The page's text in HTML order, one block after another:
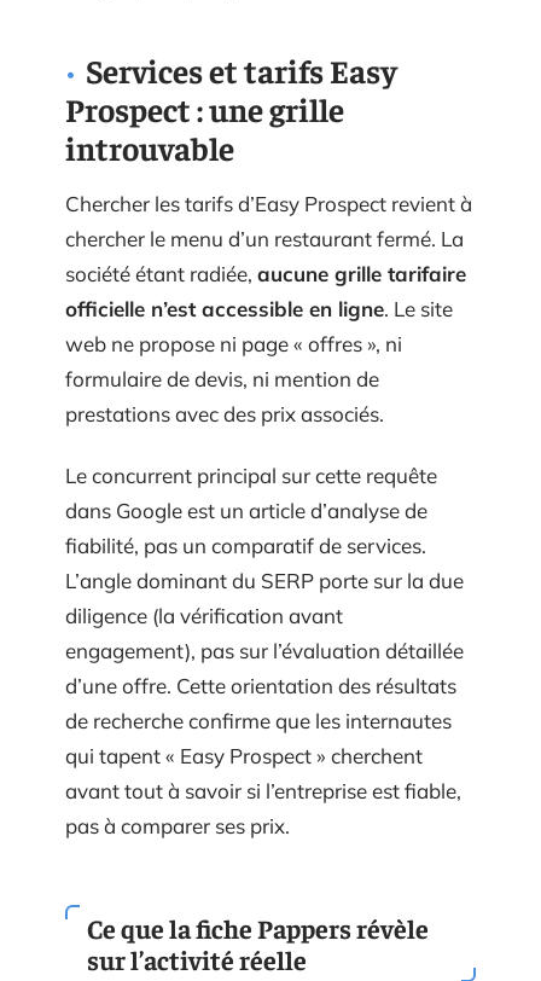
Services et tarifs Easy
Prospect : une grille
introuvable
Chercher les tarifs d’Easy Prospect revient à
chercher le menu d’un restaurant fermé. La
société étant radiée, aucune grille tarifaire
officielle n’est accessible en ligne. Le site
web ne propose ni page « offres », ni
formulaire de devis, ni mention de
prestations avec des prix associés.
Le concurrent principal sur cette requête
dans Google est un article d’analyse de
fiabilité, pas un comparatif de services.
L’angle dominant du SERP porte sur la due
diligence (la vérification avant
engagement), pas sur l’évaluation détaillée
d’une offre. Cette orientation des résultats
de recherche confirme que les internautes
qui tapent « Easy Prospect » cherchent
avant tout à savoir si l’entreprise est fiable,
pas à comparer ses prix.
Ce que la fiche Pappers révèle
sur l’activité réelle